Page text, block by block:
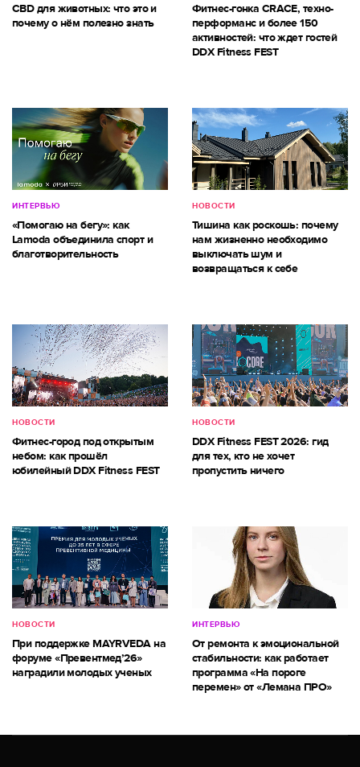
CBD для животных: что это и
почему о нём полезно знать
Фитнес-гонка CRACE, техно-
перформанс и более 150
активностей: что ждет гостей
DDX Fitness FEST
ИНТЕРВЬЮ
«Помогаю на бегу»: как
Lamoda объединила спорт и
благотворительность
НОВОСТИ
Тишина как роскошь: почему
нам жизненно необходимо
выключать шум и
возвращаться к себе
НОВОСТИ
Фитнес-город под открытым
небом: как прошёл
юбилейный DDX Fitness FEST
НОВОСТИ
DDX Fitness FEST 2026: гид
для тех, кто не хочет
пропустить ничего
НОВОСТИ
При поддержке MAYRVEDA на
форуме «Превентмед’26»
наградили молодых ученых
ИНТЕРВЬЮ
От ремонта к эмоциональной
стабильности: как работает
программа «На пороге
перемен» от «Лемана ПРО»